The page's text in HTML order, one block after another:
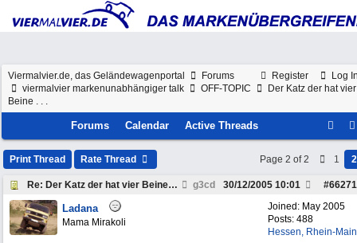
Register Log
Viermalvier.de, das Geländewagenportal
Forums
viermalvier markenunabhängiger talk
OFF-TOPIC
Der Katz der hat vier
Beine . . .
Forums Calendar Active Threads
Print Thread Rate Thread Page 2 of 2 1 2
Re: Der Katz der hat vier Beine . . . g3cd #66271
30/12/2005 10:01
Joined: May 2005
Posts: 488
Hessen, Rhein-Main
Ladana
Mama Mirakoli